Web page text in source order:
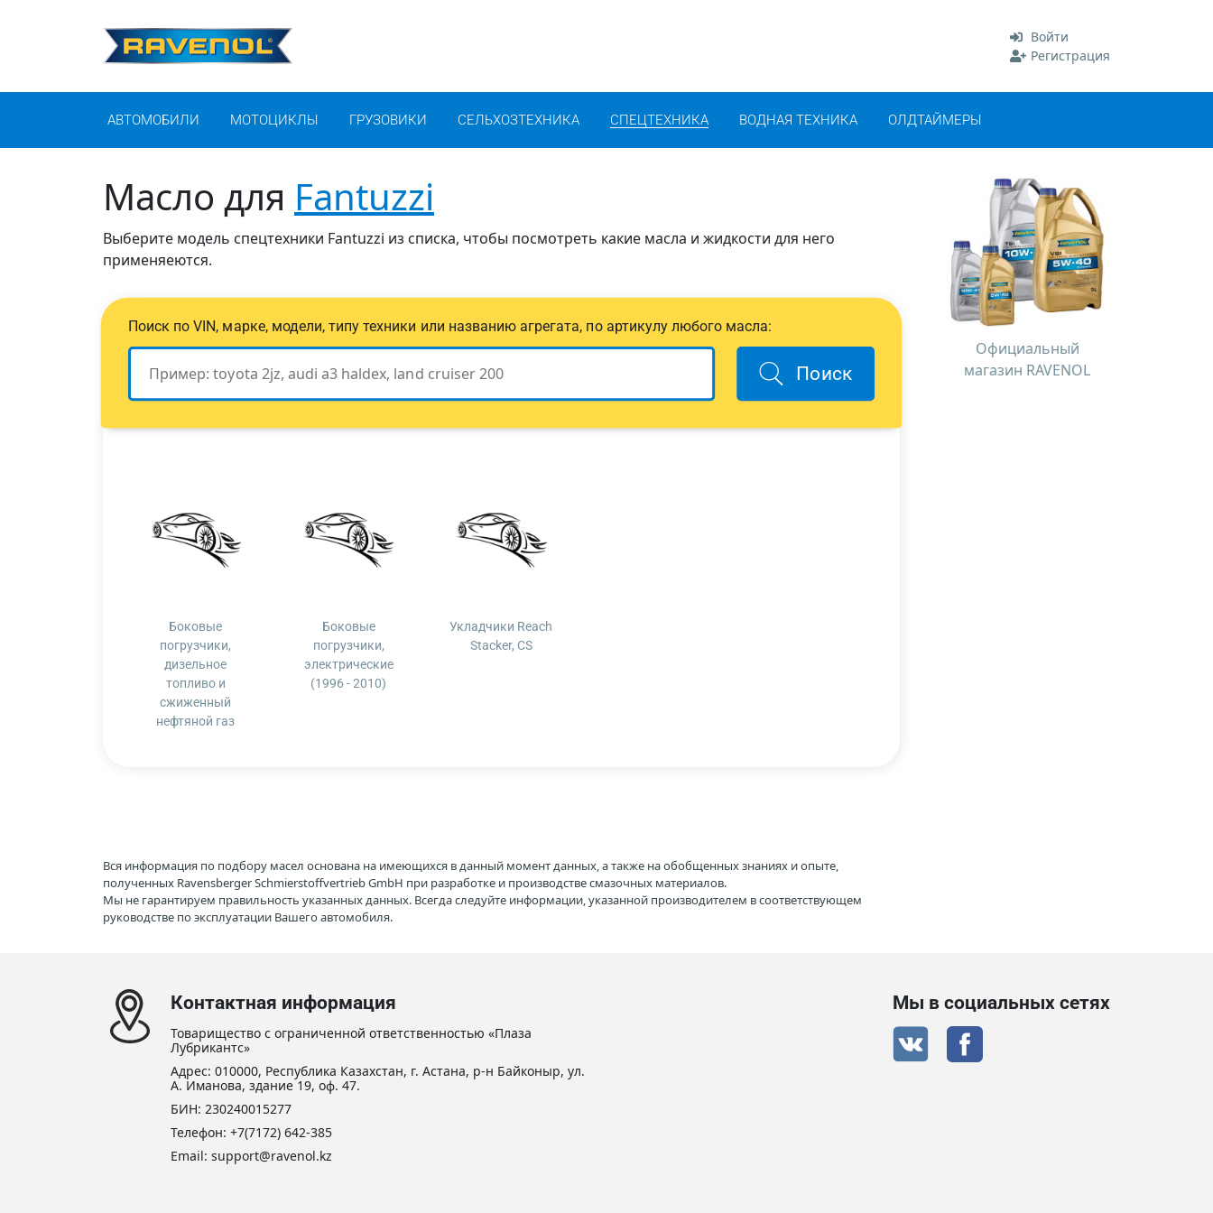
Войти
Регистрация
АВТОМОБИЛИ МОТОЦИКЛЫ ГРУЗОВИКИ СЕЛЬХОЗТЕХНИКА СПЕЦТЕХНИКА ВОДНАЯ ТЕХНИКА ОЛДТАЙМЕРЫ
Масло для Fantuzzi
Выберите модель спецтехники Fantuzzi из списка, чтобы посмотреть какие масла и жидкости для него
применяеются.
Поиск по VIN, марке, модели, типу техники или названию агрегата, по артикулу любого масла:
Поиск
Боковые
погрузчики,
дизельное
топливо и
сжиженный
нефтяной газ
Боковые
погрузчики,
электрические
(1996 - 2010)
Укладчики Reach
Stacker, CS
Официальный
магазин RAVENOL
Вся информация по подбору масел основана на имеющихся в данный момент данных, а также на обобщенных знаниях и опыте,
полученных Ravensberger Schmierstoffvertrieb GmbH при разработке и производстве смазочных материалов.
Мы не гарантируем правильность указанных данных. Всегда следуйте информации, указанной производителем в соответствующем
руководстве по эксплуатации Вашего автомобиля.
Контактная информация
Товарищество с ограниченной ответственностью «Плаза
Лубрикантс»
Адрес: 010000, Республика Казахстан, г. Астана, р-н Байконыр, ул.
А. Иманова, здание 19, оф. 47.
БИН: 230240015277
Телефон: +7(7172) 642-385
Email: support@ravenol.kz
Мы в социальных сетях